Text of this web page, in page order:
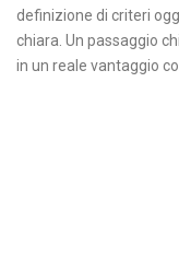
definizione di criteri
chiara. Un passaggio
in un reale vantaggio